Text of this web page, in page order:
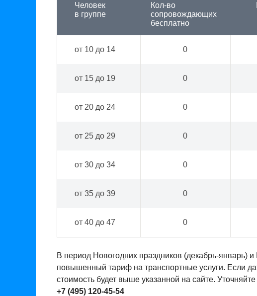
Человек
в группе
Кол-во
сопровождающих
бесплатно
от 10 до 14 0
от 15 до 19 0
от 20 до 24 0
от 25 до 29 0
от 30 до 34 0
от 35 до 39 0
от 40 до 47 0
В период Новогодних праздников (декабрь-январь)
повышенный тариф на транспортные услуги. Если
стоимость будет выше указанной на сайте.
+7 (495) 120-45-54